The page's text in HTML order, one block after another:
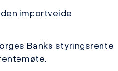
importveide
Banks styringsrente